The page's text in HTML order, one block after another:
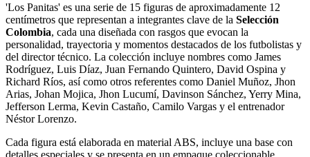
'Los Panitas' es una serie de 15 figuras de aproximadamente 12
centímetros que representan a integrantes clave de la Selección
Colombia, cada una diseñada con rasgos que evocan la
personalidad, trayectoria y momentos destacados de los futbolistas y
del director técnico. La colección incluye nombres como James
Rodríguez, Luis Díaz, Juan Fernando Quintero, David Ospina y
Richard Ríos, así como otros referentes como Daniel Muñoz, Jhon
Arias, Johan Mojica, Jhon Lucumí, Davinson Sánchez, Yerry Mina,
Jefferson Lerma, Kevin Castaño, Camilo Vargas y el entrenador
Néstor Lorenzo.
Cada figura está elaborada en material ABS, incluye una base con
detalles especiales y se presenta en un empaque coleccionable